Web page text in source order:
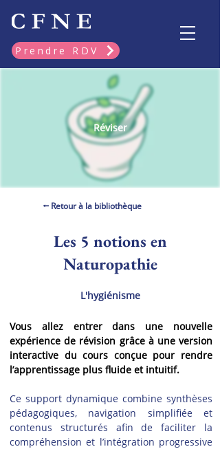
Prendre RDV
Réviser
⭠ Retour à la bibliothèque
Les 5 notions en
Naturopathie
L'hygiénisme
Vous allez entrer dans une nouvelle
expérience de révision grâce à une version
interactive du cours conçue pour rendre
l’apprentissage plus fluide et intuitif.
Ce support dynamique combine synthèses
pédagogiques, navigation simplifiée et
contenus structurés afin de faciliter la
compréhension et l’intégration progressive